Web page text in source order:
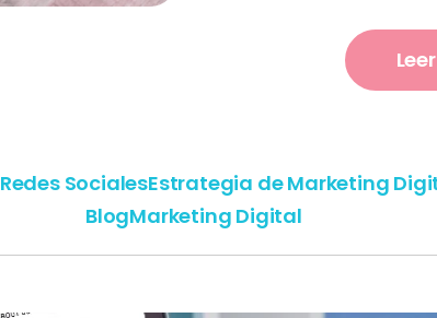
Redes SocialesEstrategia de Marketing
BlogMarketing Digital